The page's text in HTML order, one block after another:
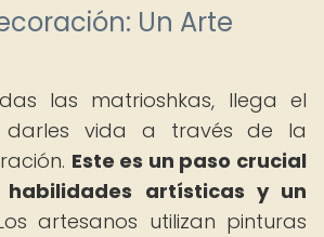
Un Arte
las matrioshkas, llega el
darles vida a través de la
Este es un paso crucial
habilidades artísticas y un
artesanos utilizan pinturas